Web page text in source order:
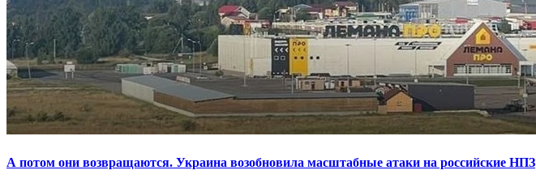
А потом они возвращаются. Украина возобновила масштабные атаки на российские НПЗ